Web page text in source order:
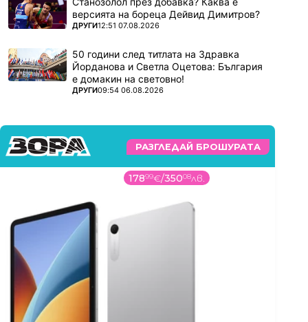
версията на бореца Дейвид Димитров?
ПОВЕЧЕ ОТ
ДРУГИ12:51 07.08.2026
50 години след титлата на Здравка
Йорданова и Светла Оцетова: България
е домакин на световно!
ПОВЕЧЕ ОТ
ДРУГИ09:54 06.08.2026
РАЗГЛЕДАЙ БРОШУРАТА
17899€/35008лв.